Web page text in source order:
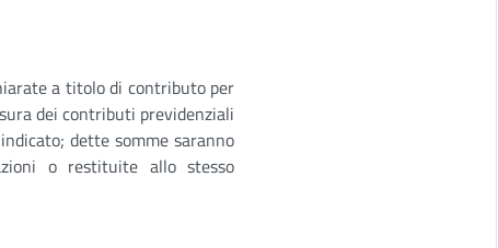
a titolo di contributo per
dei contributi previdenziali
dette somme saranno
o restituite allo stesso